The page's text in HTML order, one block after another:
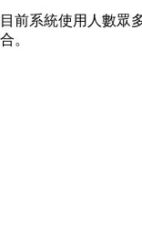
前系統使用人數眾
。